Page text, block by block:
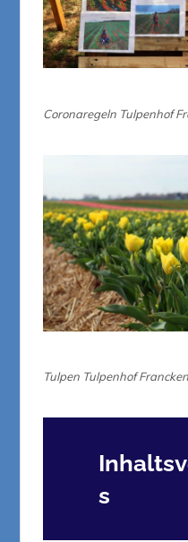
Coronaregeln Tulpenhof
Tulpen Tulpenhof Francken
s